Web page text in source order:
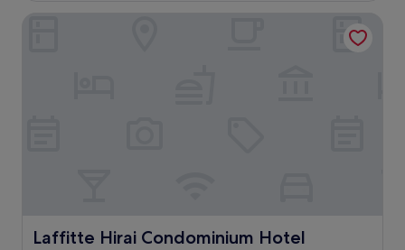
(609
Laffitte Hirai Condominium Hotel
Laffitte Hirai Condominium Hotel